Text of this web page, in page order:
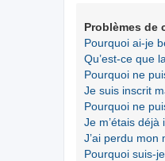
Problèmes de
Pourquoi ai-je
Qu’est-ce que
Pourquoi ne
Je suis inscrit
Pourquoi ne
Je m’étais
J’ai perdu mon
Pourquoi suis-